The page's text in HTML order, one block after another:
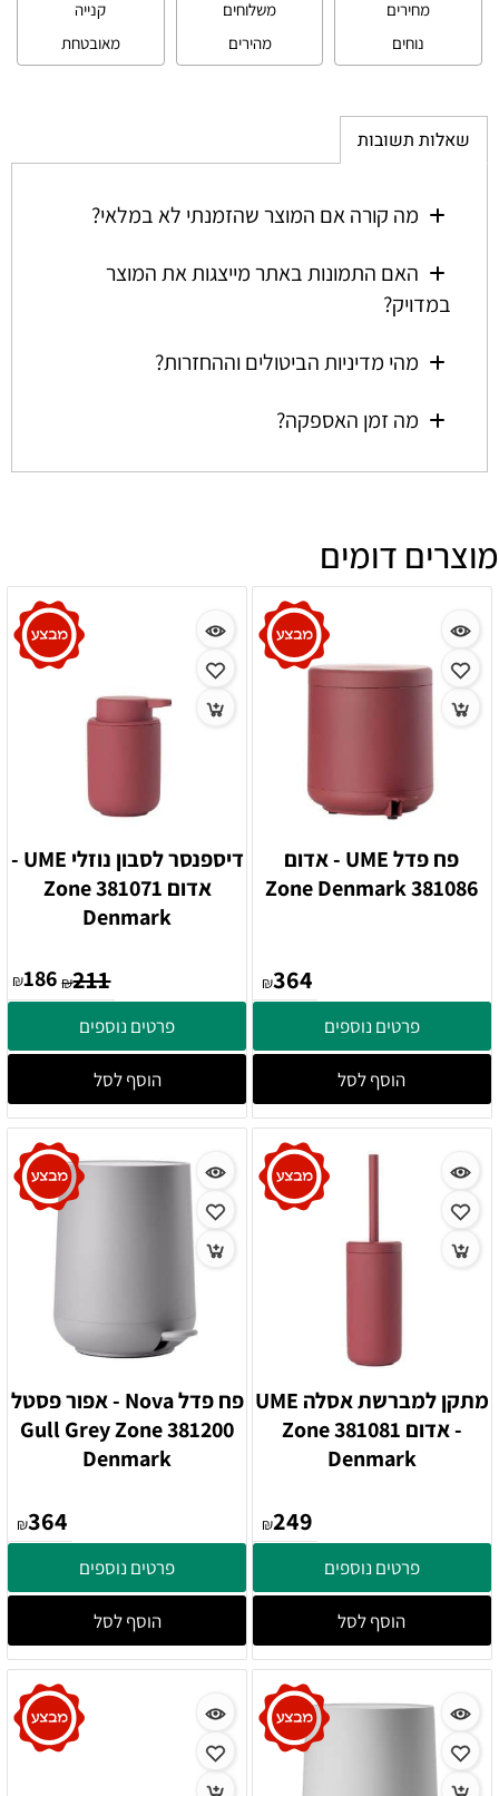
מחירים
נוחים
משלוחים
מהירים
קנייה
מאובטחת
שאלות תשובות
מה קורה אם המוצר שהזמנתי לא במלאי?
האם התמונות באתר מייצגות את המוצר
במדויק?
מהי מדיניות הביטולים וההחזרות?
מה זמן האספקה?
מוצרים דומים
פח פדל UME - אדום
381086 Zone Denmark
₪364
פרטים נוספים
הוסף לסל
דיספנסר לסבון נוזלי UME -
אדום 381071 Zone
Denmark
₪211
₪186
פרטים נוספים
הוסף לסל
מתקן למברשת אסלה UME
- אדום 381081 Zone
Denmark
₪249
פרטים נוספים
הוסף לסל
פח פדל Nova - אפור פסטל
381200 Gull Grey Zone
Denmark
₪364
פרטים נוספים
הוסף לסל